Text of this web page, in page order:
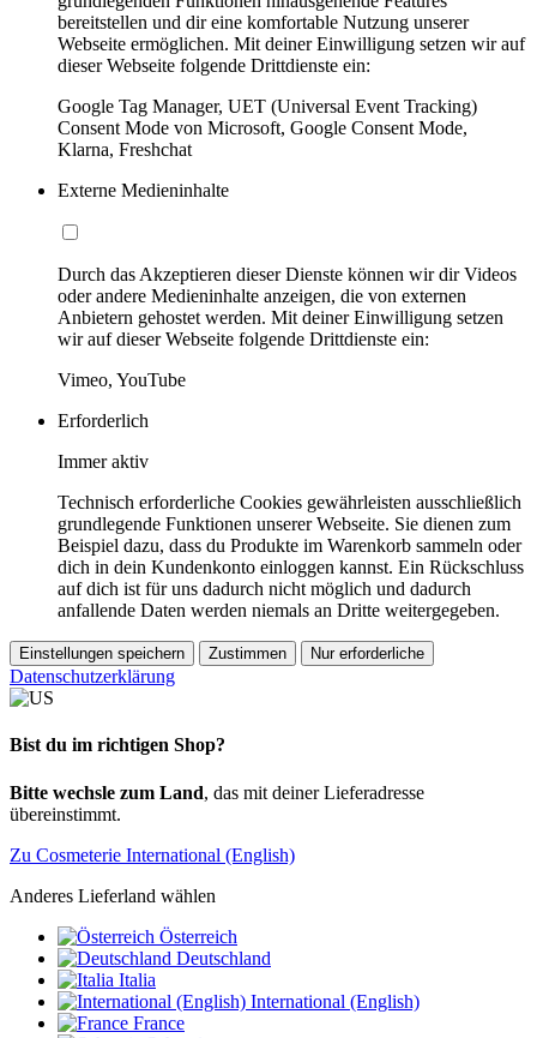
bereitstellen und dir eine komfortable Nutzung unserer
Webseite ermöglichen. Mit deiner Einwilligung setzen wir auf
dieser Webseite folgende Drittdienste ein:
Google Tag Manager, UET (Universal Event Tracking)
Consent Mode von Microsoft, Google Consent Mode,
Klarna, Freshchat
Externe Medieninhalte
Durch das Akzeptieren dieser Dienste können wir dir Videos
oder andere Medieninhalte anzeigen, die von externen
Anbietern gehostet werden. Mit deiner Einwilligung setzen
wir auf dieser Webseite folgende Drittdienste ein:
Vimeo, YouTube
Erforderlich
Immer aktiv
Technisch erforderliche Cookies gewährleisten ausschließlich
grundlegende Funktionen unserer Webseite. Sie dienen zum
Beispiel dazu, dass du Produkte im Warenkorb sammeln oder
dich in dein Kundenkonto einloggen kannst. Ein Rückschluss
auf dich ist für uns dadurch nicht möglich und dadurch
anfallende Daten werden niemals an Dritte weitergegeben.
Einstellungen speichern Zustimmen Nur erforderliche
Datenschutzerklärung
Bist du im richtigen Shop?
Bitte wechsle zum Land, das mit deiner Lieferadresse
übereinstimmt.
Zu Cosmeterie International (English)
Anderes Lieferland wählen
Österreich
Deutschland
Italia
International (English)
France